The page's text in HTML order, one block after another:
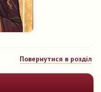
Повернутися в розділ